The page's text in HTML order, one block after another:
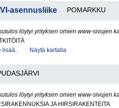
asennusliike POMARKKU
löytyi yrityksen omien www-sivujen
lisää..
Näytä kartalla
löytyi yrityksen omien www-sivujen
JA HIRSIRAKENTEITA